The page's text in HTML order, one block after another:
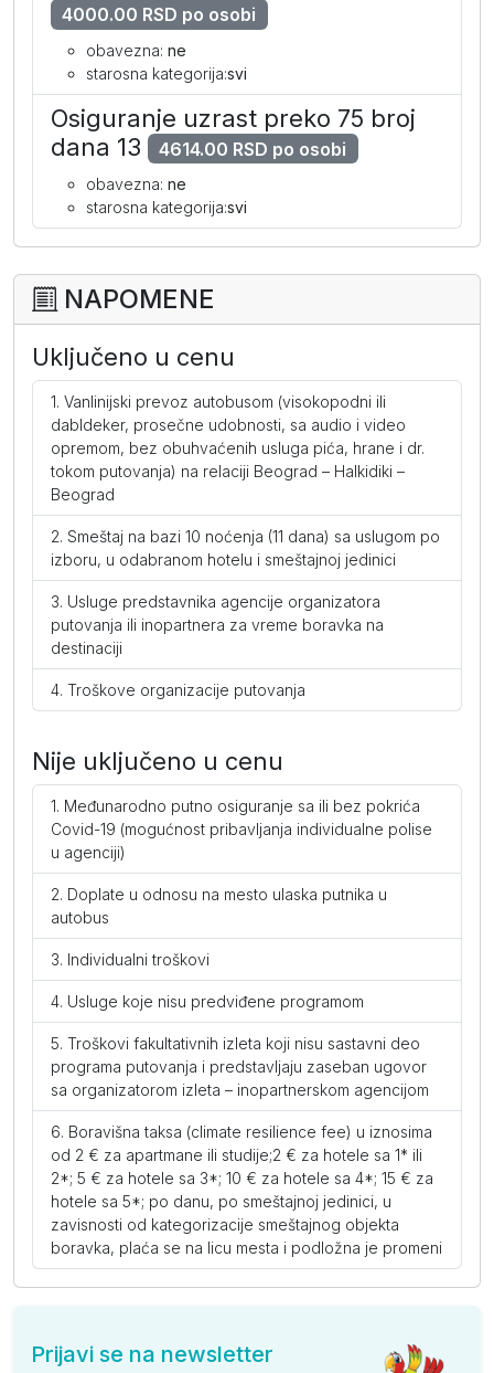
4000.00 RSD po osobi
obavezna: ne
starosna kategorija:svi
Osiguranje uzrast preko 75 broj
dana 13
4614.00 RSD po osobi
obavezna: ne
starosna kategorija:svi
NAPOMENE
Uključeno u cenu
Vanlinijski prevoz autobusom (visokopodni ili
dabldeker, prosečne udobnosti, sa audio i video
opremom, bez obuhvaćenih usluga pića, hrane i dr.
tokom putovanja) na relaciji Beograd – Halkidiki –
Beograd
Smeštaj na bazi 10 noćenja (11 dana) sa uslugom po
izboru, u odabranom hotelu i smeštajnoj jedinici
Usluge predstavnika agencije organizatora
putovanja ili inopartnera za vreme boravka na
destinaciji
Troškove organizacije putovanja
Nije uključeno u cenu
Međunarodno putno osiguranje sa ili bez pokrića
Covid-19 (mogućnost pribavljanja individualne polise
u agenciji)
Doplate u odnosu na mesto ulaska putnika u
autobus
Individualni troškovi
Usluge koje nisu predviđene programom
Troškovi fakultativnih izleta koji nisu sastavni deo
programa putovanja i predstavljaju zaseban ugovor
sa organizatorom izleta – inopartnerskom agencijom
Boravišna taksa (climate resilience fee) u iznosima
od 2 € za apartmane ili studije;2 € za hotele sa 1* ili
2*; 5 € za hotele sa 3*; 10 € za hotele sa 4*; 15 € za
hotele sa 5*; po danu, po smeštajnoj jedinici, u
zavisnosti od kategorizacije smeštajnog objekta
boravka, plaća se na licu mesta i podložna je promeni
Prijavi se na newsletter